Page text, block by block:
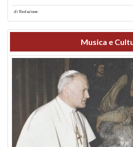
di Redazione
Musica e